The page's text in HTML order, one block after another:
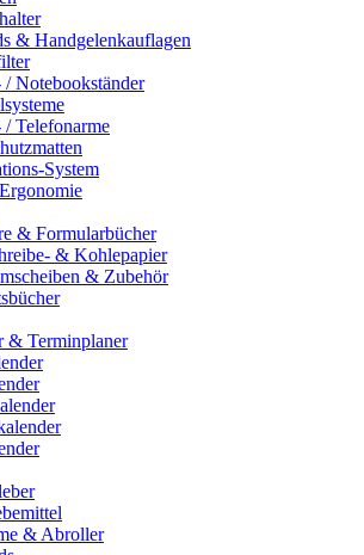
& Handgelenkauflagen
Notebookständer
Telefonarme
System
& Formularbücher
& Kohlepapier
& Zubehör
& Terminplaner
& Abroller